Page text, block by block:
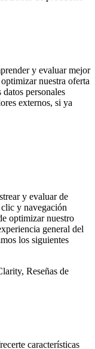
y evaluar mejor
nuestra oferta
personales
externos, si ya
y evaluar de
y navegación
optimizar nuestro
general del
los siguientes
Reseñas de
características